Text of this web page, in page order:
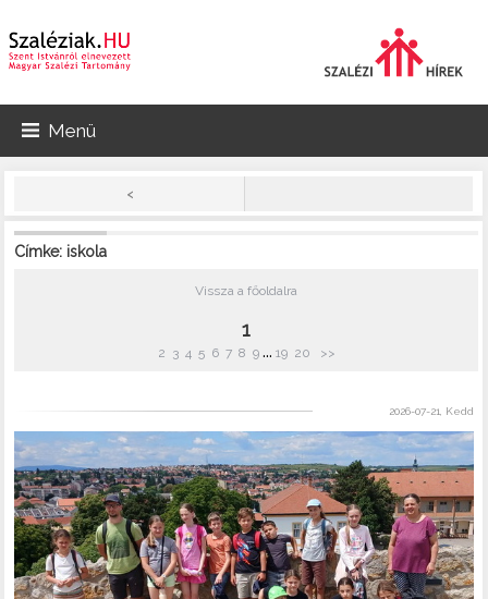
Menü
<
Címke: iskola
Vissza a főoldalra
1
2 3 4 5 6 7 8 9 ... 19 20 >>
2026-07-21, Kedd